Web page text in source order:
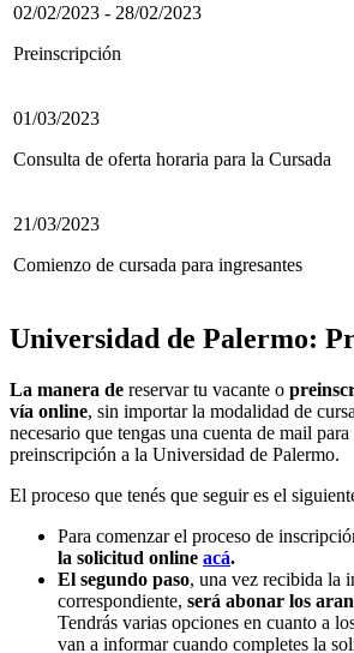
02/02/2023 - 28/02/2023
Preinscripción
01/03/2023
Consulta de oferta horaria para la Cursada
21/03/2023
Comienzo de cursada para ingresantes
Universidad de Palermo:
La manera de reservar tu vacante o
vía online, sin importar la modalidad de
necesario que tengas una cuenta de mail
preinscripción a la Universidad de Palermo.
El proceso que tenés que seguir es el
Para comenzar el proceso de
la solicitud online acá.
El segundo paso, una vez recibida la
correspondiente, será abonar los
Tendrás varias opciones en cuanto a
van a informar cuando completes la